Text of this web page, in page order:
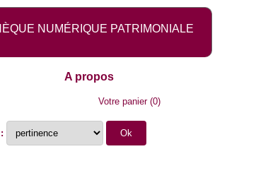
NUMÉRIQUE PATRIMONIALE
A propos
Votre panier(0)